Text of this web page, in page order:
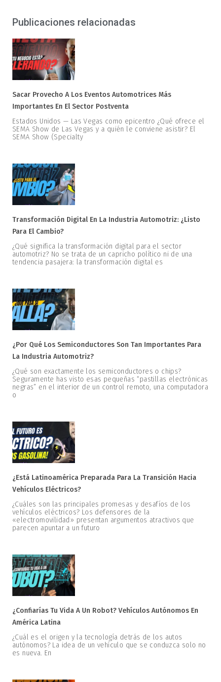
Publicaciones relacionadas
Sacar Provecho A Los Eventos Automotrices Más
Importantes En El Sector Postventa
Estados Unidos — Las Vegas como epicentro ¿Qué ofrece el
SEMA Show de Las Vegas y a quién le conviene asistir? El
SEMA Show (Specialty
Transformación Digital En La Industria Automotriz: ¿Listo
Para El Cambio?
¿Qué significa la transformación digital para el sector
automotriz? No se trata de un capricho político ni de una
tendencia pasajera: la transformación digital es
¿Por Qué Los Semiconductores Son Tan Importantes Para
La Industria Automotriz?
¿Qué son exactamente los semiconductores o chips?
Seguramente has visto esas pequeñas “pastillas electrónicas
negras” en el interior de un control remoto, una computadora
o
¿Está Latinoamérica Preparada Para La Transición Hacia
Vehículos Eléctricos?
¿Cuáles son las principales promesas y desafíos de los
vehículos eléctricos? Los defensores de la
«electromovilidad» presentan argumentos atractivos que
parecen apuntar a un futuro
¿Confiarías Tu Vida A Un Robot? Vehículos Autónomos En
América Latina
¿Cuál es el origen y la tecnología detrás de los autos
autónomos? La idea de un vehículo que se conduzca solo no
es nueva. En